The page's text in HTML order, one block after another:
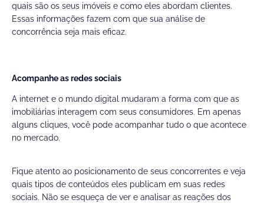
quais são os seus imóveis e como eles abordam clientes.
Essas informações fazem com que sua análise de
concorrência seja mais eficaz.
Acompanhe as redes sociais
A internet e o mundo digital mudaram a forma com que as
imobiliárias interagem com seus consumidores. Em apenas
alguns cliques, você pode acompanhar tudo o que acontece
no mercado.
Fique atento ao posicionamento de seus concorrentes e veja
quais tipos de conteúdos eles publicam em suas redes
sociais. Não se esqueça de ver e analisar as reações dos